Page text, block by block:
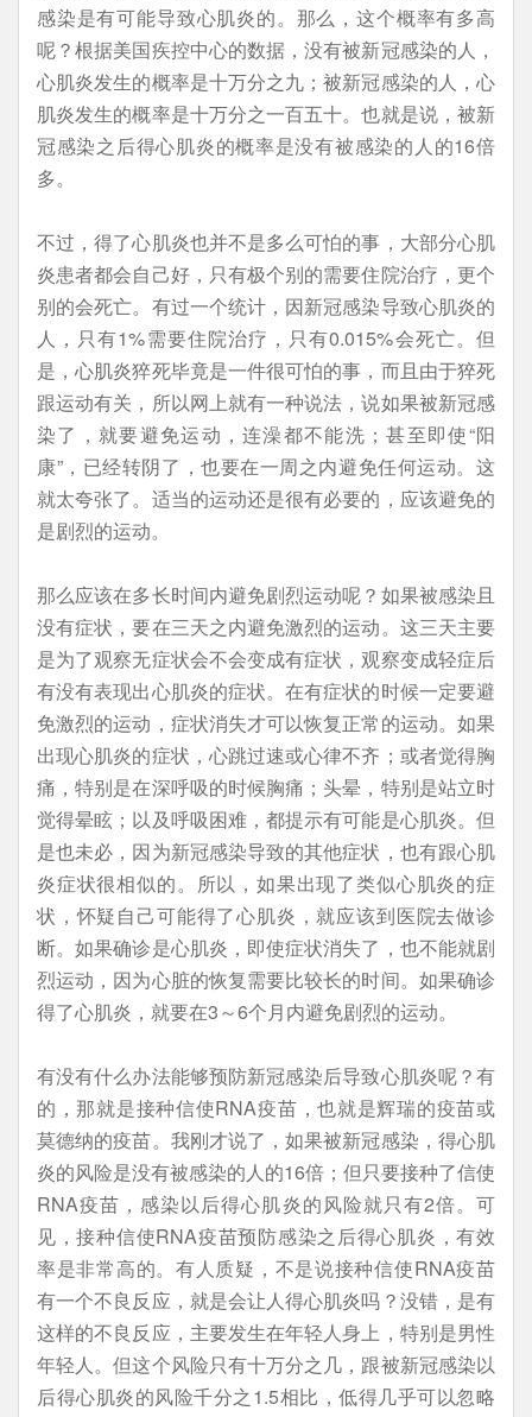
感染是有可能导致心肌炎的。那么，这个概率有多高
呢？根据美国疾控中心的数据，没有被新冠感染的人，
心肌炎发生的概率是十万分之九；被新冠感染的人，心
肌炎发生的概率是十万分之一百五十。也就是说，被新
冠感染之后得心肌炎的概率是没有被感染的人的16倍
多。
不过，得了心肌炎也并不是多么可怕的事，大部分心肌
炎患者都会自己好，只有极个别的需要住院治疗，更个
别的会死亡。有过一个统计，因新冠感染导致心肌炎的
人，只有1%需要住院治疗，只有0.015%会死亡。但
是，心肌炎猝死毕竟是一件很可怕的事，而且由于猝死
跟运动有关，所以网上就有一种说法，说如果被新冠感
染了，就要避免运动，连澡都不能洗；甚至即使“阳
康”，已经转阴了，也要在一周之内避免任何运动。这
就太夸张了。适当的运动还是很有必要的，应该避免的
是剧烈的运动。
那么应该在多长时间内避免剧烈运动呢？如果被感染且
没有症状，要在三天之内避免激烈的运动。这三天主要
是为了观察无症状会不会变成有症状，观察变成轻症后
有没有表现出心肌炎的症状。在有症状的时候一定要避
免激烈的运动，症状消失才可以恢复正常的运动。如果
出现心肌炎的症状，心跳过速或心律不齐；或者觉得胸
痛，特别是在深呼吸的时候胸痛；头晕，特别是站立时
觉得晕眩；以及呼吸困难，都提示有可能是心肌炎。但
是也未必，因为新冠感染导致的其他症状，也有跟心肌
炎症状很相似的。所以，如果出现了类似心肌炎的症
状，怀疑自己可能得了心肌炎，就应该到医院去做诊
断。如果确诊是心肌炎，即使症状消失了，也不能就剧
烈运动，因为心脏的恢复需要比较长的时间。如果确诊
得了心肌炎，就要在3～6个月内避免剧烈的运动。
有没有什么办法能够预防新冠感染后导致心肌炎呢？有
的，那就是接种信使RNA疫苗，也就是辉瑞的疫苗或
莫德纳的疫苗。我刚才说了，如果被新冠感染，得心肌
炎的风险是没有被感染的人的16倍；但只要接种了信使
RNA疫苗，感染以后得心肌炎的风险就只有2倍。可
见，接种信使RNA疫苗预防感染之后得心肌炎，有效
率是非常高的。有人质疑，不是说接种信使RNA疫苗
有一个不良反应，就是会让人得心肌炎吗？没错，是有
这样的不良反应，主要发生在年轻人身上，特别是男性
年轻人。但这个风险只有十万分之几，跟被新冠感染以
后得心肌炎的风险千分之1.5相比，低得几乎可以忽略